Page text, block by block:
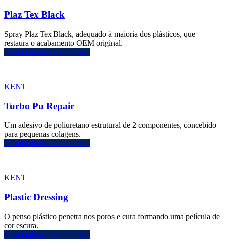
Plaz Tex Black
Spray Plaz Tex Black, adequado à maioria dos plásticos, que
restaura o acabamento OEM original.
Faça login para ver o preço
KENT
Turbo Pu Repair
Um adesivo de poliuretano estrutural de 2 componentes, concebido
para pequenas colagens.
Faça login para ver o preço
KENT
Plastic Dressing
O penso plástico penetra nos poros e cura formando uma película de
cor escura.
Faça login para ver o preço